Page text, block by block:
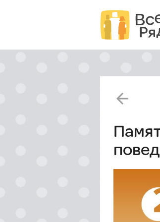
arrow_back